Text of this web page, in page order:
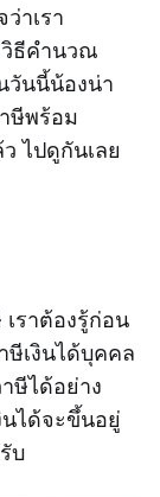
าเรา
วิธีคำนวณ
วันนี้น้องน่า
ษีพร้อม
ไปดูกันเลย
ราต้องรู้ก่อน
ษีเงินได้บุคคล
ษีได้อย่าง
นได้จะขึ้นอยู่
บ